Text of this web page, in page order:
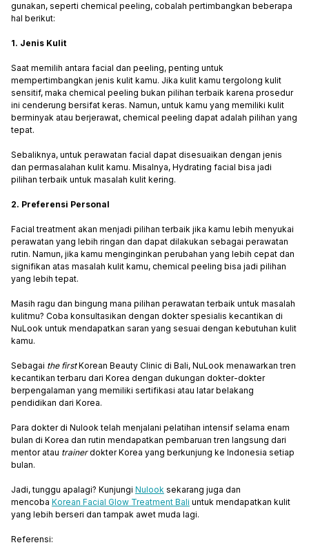
gunakan, seperti chemical peeling, cobalah pertimbangkan beberapa
hal berikut:
1. Jenis Kulit
Saat memilih antara facial dan peeling, penting untuk
mempertimbangkan jenis kulit kamu. Jika kulit kamu tergolong kulit
sensitif, maka chemical peeling bukan pilihan terbaik karena prosedur
ini cenderung bersifat keras. Namun, untuk kamu yang memiliki kulit
berminyak atau berjerawat, chemical peeling dapat adalah pilihan yang
tepat.
Sebaliknya, untuk perawatan facial dapat disesuaikan dengan jenis
dan permasalahan kulit kamu. Misalnya, Hydrating facial bisa jadi
pilihan terbaik untuk masalah kulit kering.
2. Preferensi Personal
Facial treatment akan menjadi pilihan terbaik jika kamu lebih menyukai
perawatan yang lebih ringan dan dapat dilakukan sebagai perawatan
rutin. Namun, jika kamu menginginkan perubahan yang lebih cepat dan
signifikan atas masalah kulit kamu, chemical peeling bisa jadi pilihan
yang lebih tepat.
Masih ragu dan bingung mana pilihan perawatan terbaik untuk masalah
kulitmu? Coba konsultasikan dengan dokter spesialis kecantikan di
NuLook untuk mendapatkan saran yang sesuai dengan kebutuhan kulit
kamu.
Sebagai the firstKorean Beauty Clinic di Bali, NuLook menawarkan tren
kecantikan terbaru dari Korea dengan dukungan dokter-dokter
berpengalaman yang memiliki sertifikasi atau latar belakang
pendidikan dari Korea.
Para dokter di Nulook telah menjalani pelatihan intensif selama enam
bulan di Korea dan rutin mendapatkan pembaruan tren langsung dari
mentor atau trainerdokter Korea yang berkunjung ke Indonesia setiap
bulan.
Jadi, tunggu apalagi? Kunjungi Nulook sekarang juga dan
mencoba Korean Facial Glow Treatment Bali untuk mendapatkan kulit
yang lebih berseri dan tampak awet muda lagi.
Referensi: